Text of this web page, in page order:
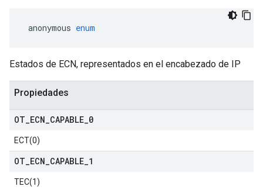
anonymous enum
Estados de ECN, representados en el encabezado de IP
Propiedades
OT ECN CAPABLE 0
ECT(0)
OT ECN CAPABLE 1
TEC(1)